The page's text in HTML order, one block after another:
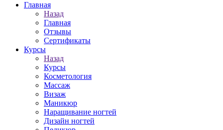
Главная
Назад
Главная
Отзывы
Сертификаты
Курсы
Назад
Курсы
Косметология
Массаж
Визаж
Маникюр
Наращивание ногтей
Дизайн ногтей